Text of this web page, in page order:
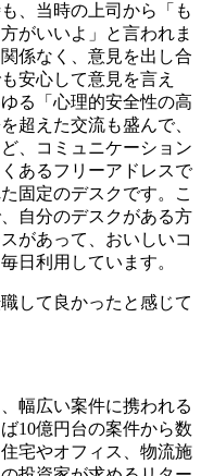
、当時の上司から「も
がいいよ」と言われま
係なく、意見を出し合
安心して意見を言え
る「心理的安全性の高
超えた交流も盛んで、
、コミュニケーション
あるフリーアドレスで
固定のデスクです。こ
自分のデスクがある方
があって、おいしいコ
日利用しています。
して良かったと感じて
幅広い案件に携われる
10億円台の案件から数
宅やオフィス、物流施